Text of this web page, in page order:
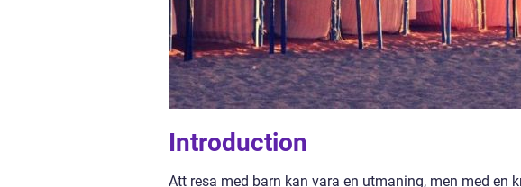
Introduction
Att resa med barn kan vara en utmaning, men med en